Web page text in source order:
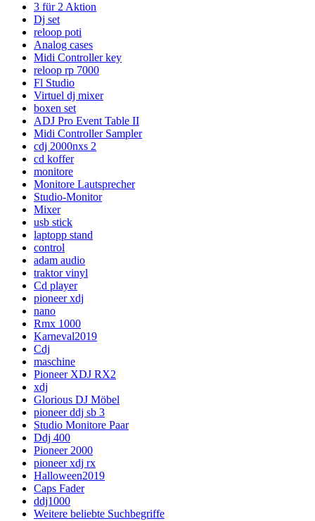
3 für 2 Aktion
Dj set
reloop poti
Analog cases
Midi Controller key
reloop rp 7000
Fl Studio
Virtuel dj mixer
boxen set
ADJ Pro Event Table II
Midi Controller Sampler
cdj 2000nxs 2
cd koffer
monitore
Monitore Lautsprecher
Studio-Monitor
Mixer
usb stick
laptopp stand
control
adam audio
traktor vinyl
Cd player
pioneer xdj
nano
Rmx 1000
Karneval2019
Cdj
maschine
Pioneer XDJ RX2
xdj
Glorious DJ Möbel
pioneer ddj sb 3
Studio Monitore Paar
Ddj 400
Pioneer 2000
pioneer xdj rx
Halloween2019
Caps Fader
ddj1000
Weitere beliebte Suchbegriffe